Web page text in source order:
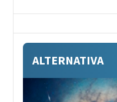
ALTERNATIVA